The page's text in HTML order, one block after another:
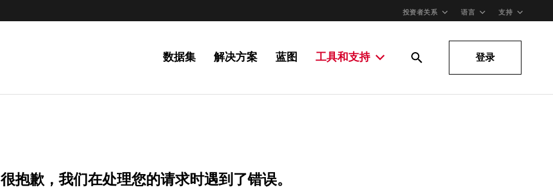
投资者关系 语言 支持
数据集 解决方案 蓝图 工具和支持 登录
很抱歉，我们在处理您的请求时遇到了错误。